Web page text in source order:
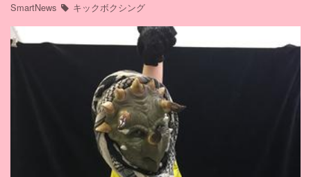
アメブロ
ミリブロ
YouTubeチャンネル
SmartNews
キックボクシング